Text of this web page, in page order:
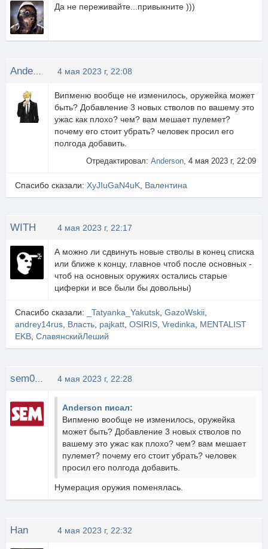
Да не переживайте...привыкните )))
4 мая 2023 г, 22:08
Випменю вообще не изменилось, оружейка может
быть? Добавление 3 новых стволов по вашему это
ужас как плохо? чем? вам мешает пулемет?
почему его стоит убрать? человек просил его
полгода добавить.
Отредактировал: Anderson, 4 мая 2023 г, 22:09
Спасибо сказали: XyJIuGaN4uK Валентина
WITH 4 мая 2023 г, 22:17
А можно ли сдвинуть новые стволы в конец списка
или ближе к концу, главное чтоб после основных -
чтоб на основных оружиях остались старые
циферки и все были бы довольны)
Спасибо сказали: _Tatyanka_Yakutsk GazoWskii
andrey14rus Власть pajkatt OSIRIS Vredinka
MENTALIST
EKB СлавянскийЛеший
4 мая 2023 г, 22:28
Anderson писал:
Випменю вообще не изменилось, оружейка
может быть? Добавление 3 новых стволов по
вашему это ужас как плохо? чем? вам мешает
пулемет? почему его стоит убрать? человек
просил его полгода добавить.
Нумерация оружия поменялась.
Han 4 мая 2023 г, 22:32